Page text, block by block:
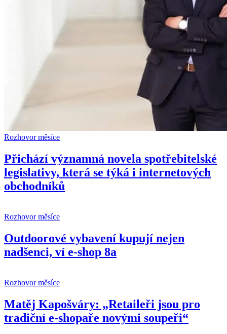
Rozhovor měsíce
Přichází významná novela spotřebitelské
legislativy, která se týká i internetových
obchodníků
Rozhovor měsíce
Outdoorové vybavení kupují nejen
nadšenci, ví e-shop 8a
Rozhovor měsíce
Matěj Kapošváry: „Retaileři jsou pro
tradiční e-shopaře novými soupeři“